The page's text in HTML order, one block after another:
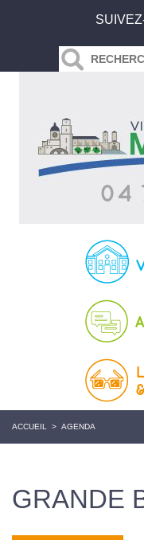
ACCUEIL > AGENDA
GRANDE